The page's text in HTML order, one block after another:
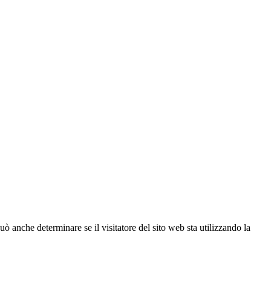
anche determinare se il visitatore del sito web sta utilizzando la